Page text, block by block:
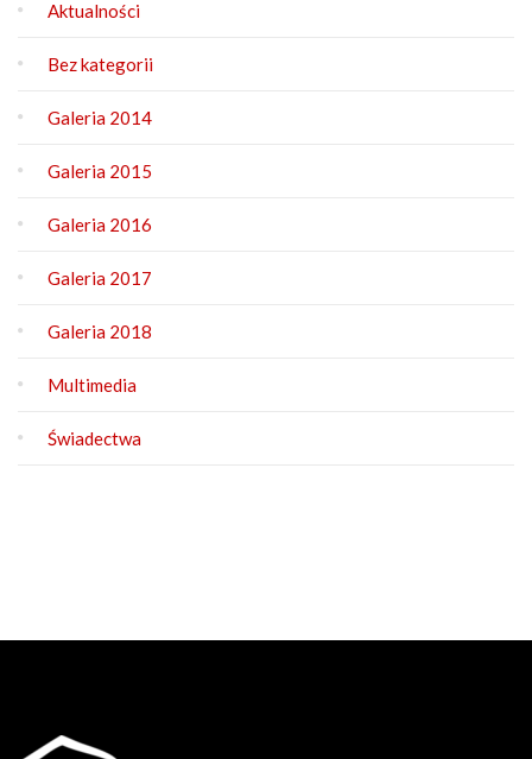
Aktualności
Bez kategorii
Galeria 2014
Galeria 2015
Galeria 2016
Galeria 2017
Galeria 2018
Multimedia
Świadectwa